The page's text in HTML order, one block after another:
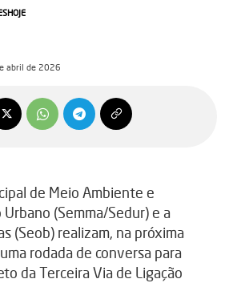
abril de 2026
de Meio Ambiente e
(Semma/Sedur) e a
(Seob) realizam, na próxima
rodada de conversa para
da Terceira Via de Ligação